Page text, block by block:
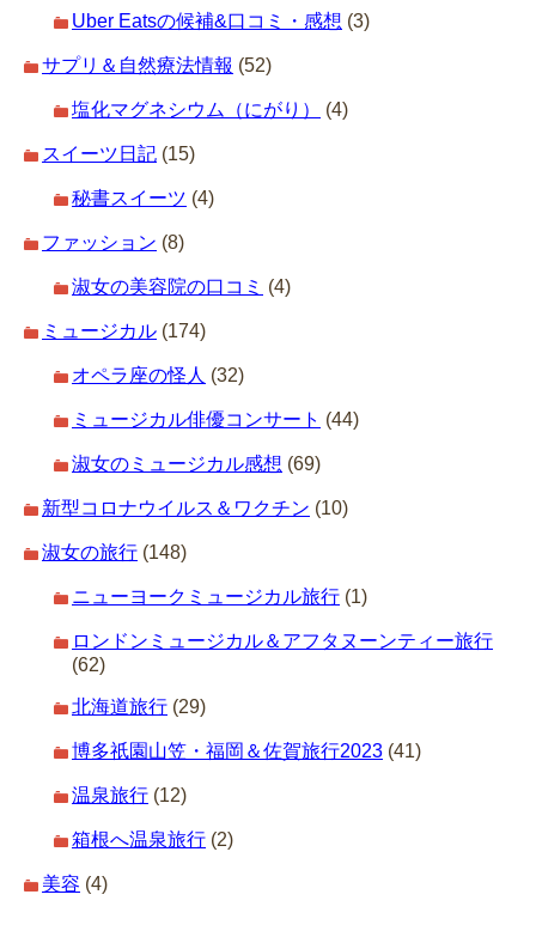
Uber Eatsの候補&口コミ・感想 (3)
サプリ＆自然療法情報 (52)
塩化マグネシウム（にがり） (4)
スイーツ日記 (15)
秘書スイーツ (4)
ファッション (8)
淑女の美容院の口コミ (4)
ミュージカル (174)
オペラ座の怪人 (32)
ミュージカル俳優コンサート (44)
淑女のミュージカル感想 (69)
新型コロナウイルス＆ワクチン (10)
淑女の旅行 (148)
ニューヨークミュージカル旅行 (1)
ロンドンミュージカル＆アフタヌーンティー旅行
(62)
北海道旅行 (29)
博多祇園山笠・福岡＆佐賀旅行2023 (41)
温泉旅行 (12)
箱根へ温泉旅行 (2)
美容 (4)